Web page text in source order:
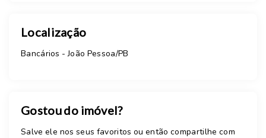
Localização
Bancários - João Pessoa/PB
Gostou do imóvel?
Salve ele nos seus favoritos ou então compartilhe com